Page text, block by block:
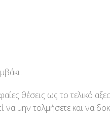
θέσεις ως το τελικό
να μην τολμήσετε και να